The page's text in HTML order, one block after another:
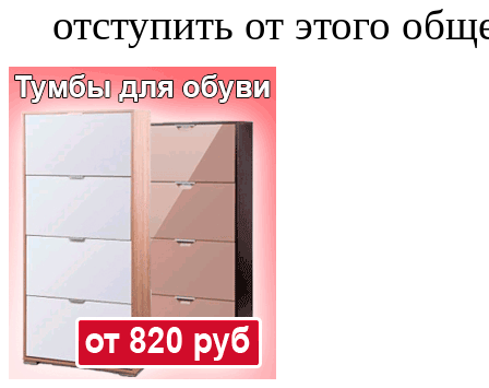
отступить от этого